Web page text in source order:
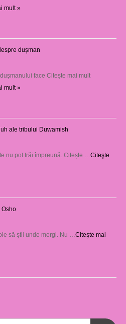
mult »
duşman
face Citește mai mult
mult »
ale tribului Duwamish
nu pot trăi împreună. Citește … Citeşte
să ştii unde mergi. Nu … Citeşte mai